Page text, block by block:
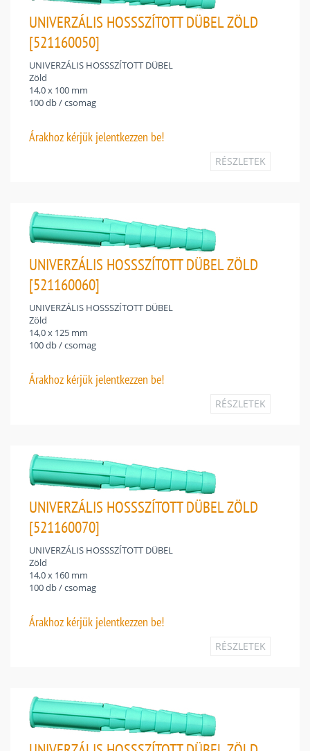
UNIVERZÁLIS HOSSSZÍTOTT DÜBEL ZÖLD
[521160050]
UNIVERZÁLIS HOSSSZÍTOTT DÜBEL
Zöld
14,0 x 100 mm
100 db / csomag
Árakhoz kérjük jelentkezzen be!
RÉSZLETEK
UNIVERZÁLIS HOSSSZÍTOTT DÜBEL ZÖLD
[521160060]
UNIVERZÁLIS HOSSSZÍTOTT DÜBEL
Zöld
14,0 x 125 mm
100 db / csomag
Árakhoz kérjük jelentkezzen be!
RÉSZLETEK
UNIVERZÁLIS HOSSSZÍTOTT DÜBEL ZÖLD
[521160070]
UNIVERZÁLIS HOSSSZÍTOTT DÜBEL
Zöld
14,0 x 160 mm
100 db / csomag
Árakhoz kérjük jelentkezzen be!
RÉSZLETEK